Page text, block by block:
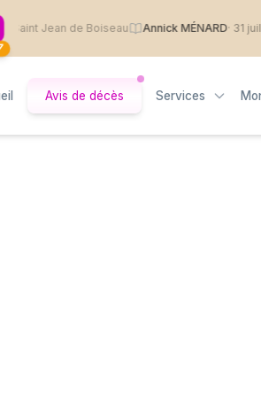
Jean de Boiseau Annick MÉNARD· 31 juillet
Avis de décès Services